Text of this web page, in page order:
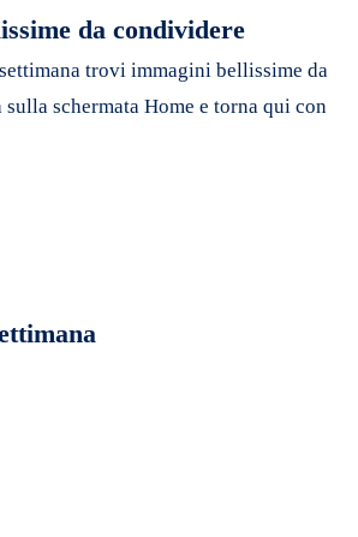
da condividere
trovi immagini bellissime da
schermata Home e torna qui con